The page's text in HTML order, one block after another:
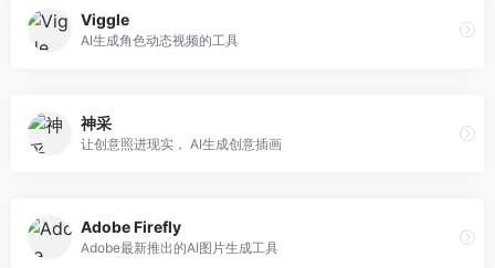
Viggle
AI生成角色动态视频的工具
神采
让创意照进现实， AI生成创意插画
Adobe Firefly
Adobe最新推出的AI图片生成工具